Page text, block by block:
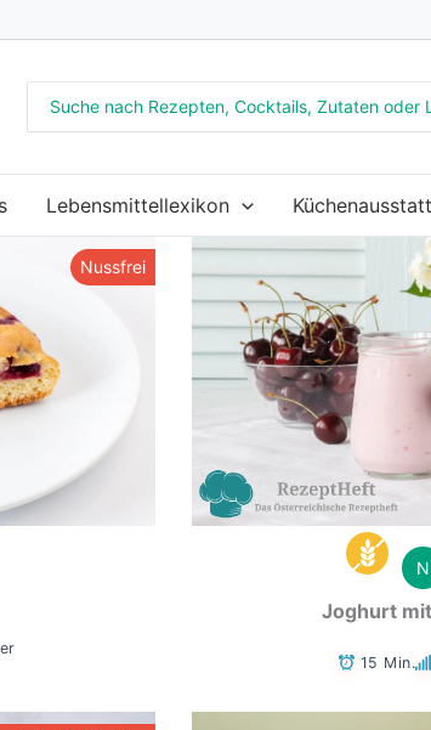
for:
Lebensmittellexikon
Nussfrei
N
Joghurt
15 Min.